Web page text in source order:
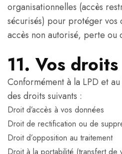
organisationnelles (accès
sécurisés) pour protéger vos
accès non autorisé, perte ou
11. Vos droits
Conformément à la LPD et
des droits suivants :
Droit d’accès à vos données
Droit de rectification ou de
Droit d’opposition au traitement